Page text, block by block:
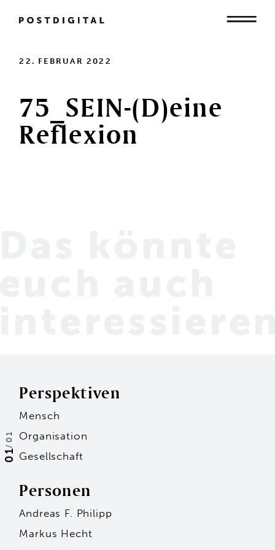
01
/
01
Mensch
Organisation
22. FEBRUAR 2022
75_SEIN-(D)eine
Reflexion
Perspektiven
Mensch
Organisation
Gesellschaft
Personen
Andreas F. Philipp
Markus Hecht